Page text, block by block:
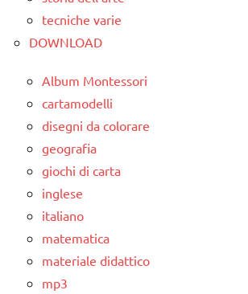
TUTTI GLI
ARTICOLI
4a
classe
GUIDA
WALDORF
INGLESE
TUTTI GLI
ARGOMENTI
PER ETA'
TUTTI GLI
ARTICOLI
tecniche varie
DOWNLOAD
Album Montessori
cartamodelli
disegni da colorare
geografia
giochi di carta
inglese
italiano
matematica
materiale didattico
mp3